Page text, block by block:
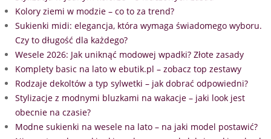
Kolory ziemi w modzie – co to za trend?
Sukienki midi: elegancja, która wymaga świadomego wyboru.
Czy to długość dla każdego?
Wesele 2026: Jak uniknąć modowej wpadki? Złote zasady
Komplety basic na lato w ebutik.pl – zobacz top zestawy
Rodzaje dekoltów a typ sylwetki – jak dobrać odpowiedni?
Stylizacje z modnymi bluzkami na wakacje – jaki look jest
obecnie na czasie?
Modne sukienki na wesele na lato – na jaki model postawić?